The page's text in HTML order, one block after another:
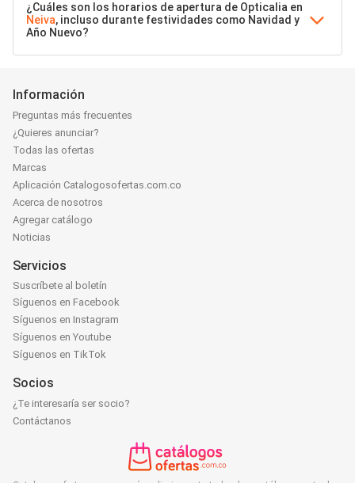
¿Cuáles son los horarios de apertura de Opticalia en
Neiva, incluso durante festividades como Navidad y
Año Nuevo?
Información
Preguntas más frecuentes
¿Quieres anunciar?
Todas las ofertas
Marcas
Aplicación Catalogosofertas.com.co
Acerca de nosotros
Agregar catálogo
Noticias
Servicios
Suscríbete al boletín
Síguenos en Facebook
Síguenos en Instagram
Síguenos en Youtube
Síguenos en TikTok
Socios
¿Te interesaría ser socio?
Contáctanos